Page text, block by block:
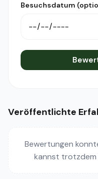
Besuchsdatum
Veröffentlichte
Bewertungen
kannst trotzdem